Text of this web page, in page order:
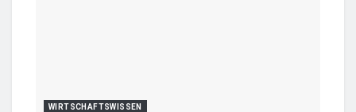
WIRTSCHAFTSWISSEN